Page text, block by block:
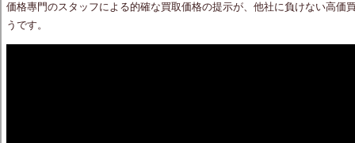
価格專門のスタッフによる的確な買取価格の提示が、他社に負けない高価
うです。